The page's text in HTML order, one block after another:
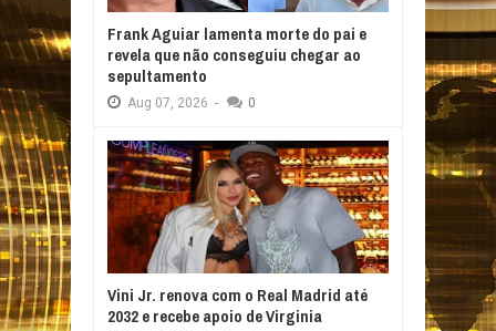
Frank Aguiar lamenta morte do pai e
revela que não conseguiu chegar ao
sepultamento
Aug 07, 2026 - 0
Vini Jr. renova com o Real Madrid até
2032 e recebe apoio de Virginia